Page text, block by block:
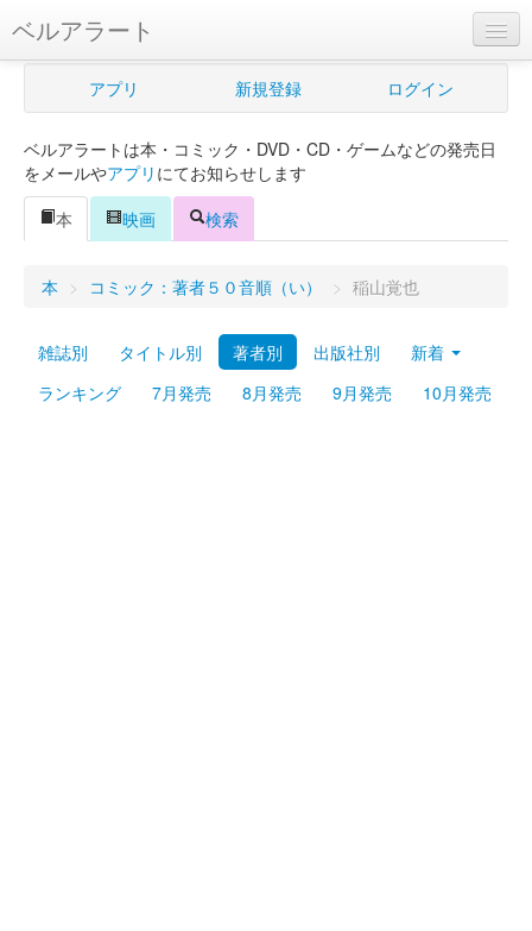
ベルアラート
ベルアラートとは
新規登録
ログイン
Myシェルフ
プレミアム
アプリ 新規登録 ログイン
ベルアラートは本・コミック・DVD・CD・ゲームなどの発売日
をメールやアプリ にてお知らせします
本
映画 検索
本 > コミック：著者５０音順（い） > 稲山覚也
雑誌別 タイトル別 著者別 出版社別
新着
ランキング
7月発売 8月発売 9月発売 10月発売